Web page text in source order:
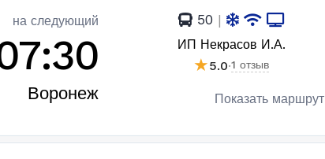
на следующий
Воронеж
50 |
ИП Некрасов И.А.
★5.0·1 отзыв
Показать маршрут